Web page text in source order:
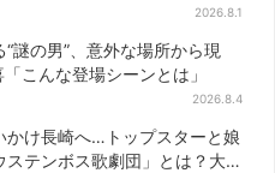
2026.8.1
謎の男”、意外な場所から現
こんな登場シーンとは」
2026.8.4
かけ長崎へ…トップスターと娘
ステンボス歌劇団」とは？大